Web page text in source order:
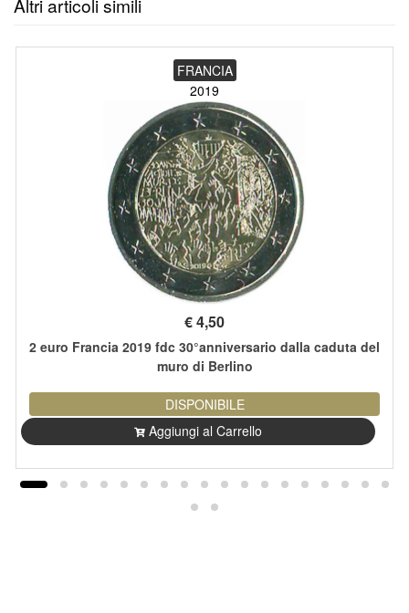
Altri articoli simili
FRANCIA
2019
€4,50
2 euro Francia 2019 fdc 30°anniversario dalla caduta del
muro di Berlino
DISPONIBILE
Aggiungi al Carrello